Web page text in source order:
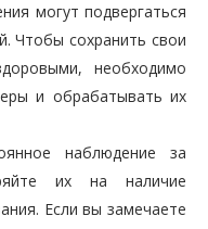
могут подвергаться
Чтобы сохранить свои
необходимо
и обрабатывать их
наблюдение за
их на наличие
Если вы замечаете